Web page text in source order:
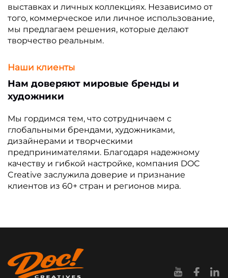
выставках и личных коллекциях. Независимо от
того, коммерческое или личное использование,
мы предлагаем решения, которые делают
творчество реальным.
Наши клиенты
Нам доверяют мировые бренды и
художники
Мы гордимся тем, что сотрудничаем с
глобальными брендами, художниками,
дизайнерами и творческими
предпринимателями. Благодаря надежному
качеству и гибкой настройке, компания DOC
Creative заслужила доверие и признание
клиентов из 60+ стран и регионов мира.